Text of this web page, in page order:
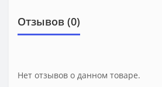
Отзывов (0)
Нет отзывов о данном товаре.